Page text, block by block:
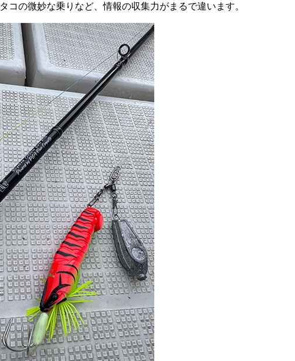
コの微妙な乗りなど、情報の収集力がまるで違います。